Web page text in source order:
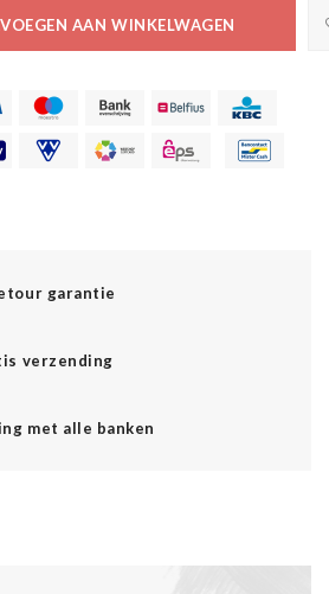
AAN WINKELWAGEN
garantie
verzending
met alle banken